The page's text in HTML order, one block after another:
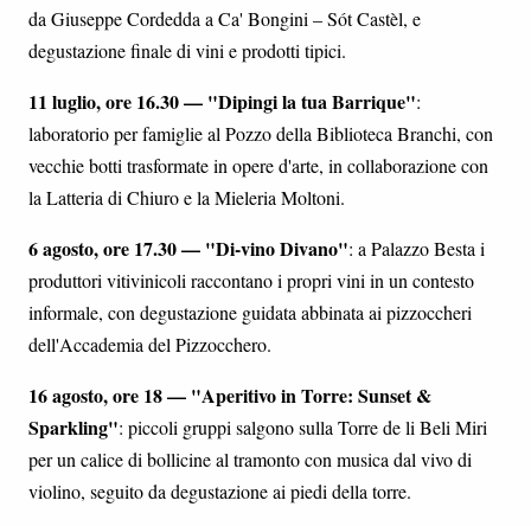
da Giuseppe Cordedda a Ca' Bongini – Sót Castèl, e
degustazione finale di vini e prodotti tipici.
11 luglio, ore 16.30 — "Dipingi la tua Barrique":
laboratorio per famiglie al Pozzo della Biblioteca Branchi, con
vecchie botti trasformate in opere d'arte, in collaborazione con
la Latteria di Chiuro e la Mieleria Moltoni.
6 agosto, ore 17.30 — "Di-vino Divano": a Palazzo Besta i
produttori vitivinicoli raccontano i propri vini in un contesto
informale, con degustazione guidata abbinata ai pizzoccheri
dell'Accademia del Pizzocchero.
16 agosto, ore 18 — "Aperitivo in Torre: Sunset &
Sparkling": piccoli gruppi salgono sulla Torre de li Beli Miri
per un calice di bollicine al tramonto con musica dal vivo di
violino, seguito da degustazione ai piedi della torre.